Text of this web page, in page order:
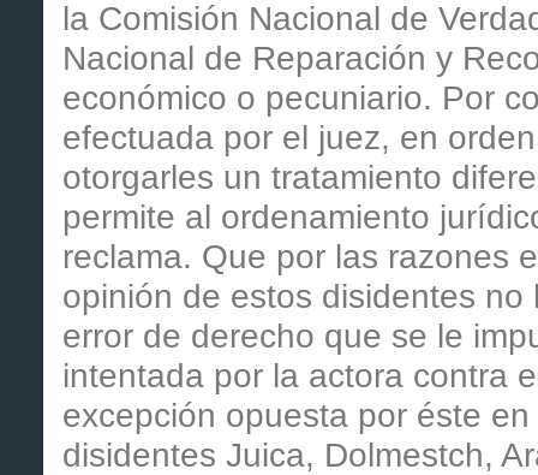
la Comisión Nacional de
Nacional de Reparación y
económico o pecuniario. Por
efectuada por el juez, en
otorgarles un tratamiento
permite al ordenamiento
reclama. Que por las razones
opinión de estos disidentes
error de derecho que se le
intentada por la actora contra
excepción opuesta por éste
disidentes Juica, Dolmestch,